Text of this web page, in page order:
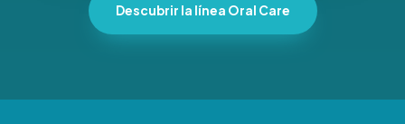
Descubrir la línea Oral Care